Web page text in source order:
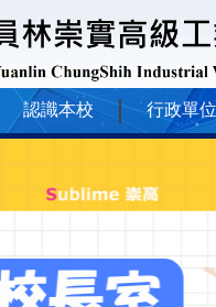
認識本校 行政單位